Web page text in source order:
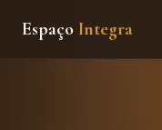
Espaço Integra